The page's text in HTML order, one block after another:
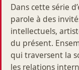
Dans cette série
parole à des
intellectuels,
du présent.
qui traversent la
les relations